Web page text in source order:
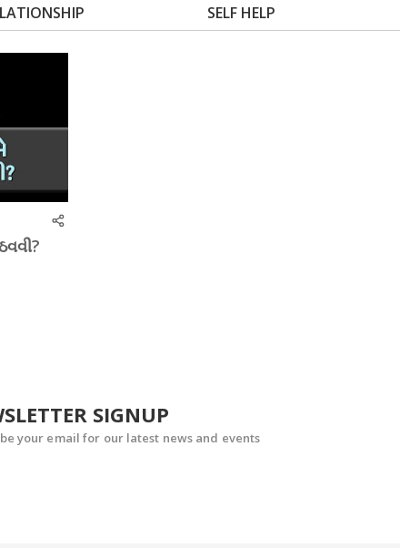
SELF HELP
SIGNUP
your email for our latest news and events